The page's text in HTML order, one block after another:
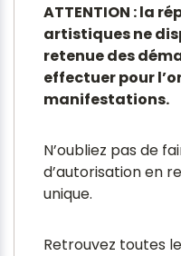
ATTENTION : la
artistiques ne
retenue des
effectuer pour
manifestations.
N’oubliez pas de
d’autorisation en
unique.
Retrouvez toutes